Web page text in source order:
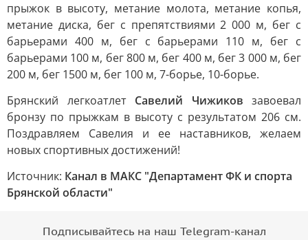
прыжок в высоту, метание молота, метание копья,
метание диска, бег с препятствиями 2 000 м, бег с
барьерами 400 м, бег с барьерами 110 м, бег с
барьерами 100 м, бег 800 м, бег 400 м, бег 3 000 м, бег
200 м, бег 1500 м, бег 100 м, 7-борье, 10-борье.
Брянский легкоатлет Савелий Чижиков завоевал
бронзу по прыжкам в высоту с результатом 206 см.
Поздравляем Савелия и ее наставников, желаем
новых спортивных достижений!
Источник: Канал в МАКС "Департамент ФК и спорта
Брянской области"
Подписывайтесь на наш Telegram-канал